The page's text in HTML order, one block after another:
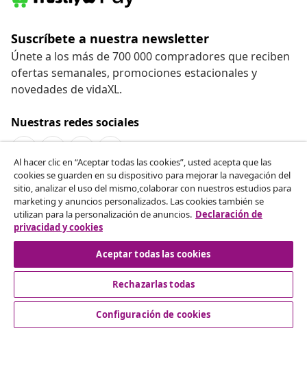
Suscríbete a nuestra newsletter
Únete a los más de 700 000 compradores que reciben
ofertas semanales, promociones estacionales y
novedades de vidaXL.
Nuestras redes sociales
Desistir del contrato
Solicita la cancelación de tu pedido.
Desistir del contrato
Servicio al Cliente
Al hacer clic en “Aceptar todas las cookies”, usted acepta que las
cookies se guarden en su dispositivo para mejorar la navegación del
sitio, analizar el uso del mismo,colaborar con nuestros estudios para
marketing y anuncios personalizados. Las cookies también se
utilizan para la personalización de anuncios. Declaración de
privacidad y cookies
Aceptar todas las cookies
Rechazarlas todas
Configuración de cookies